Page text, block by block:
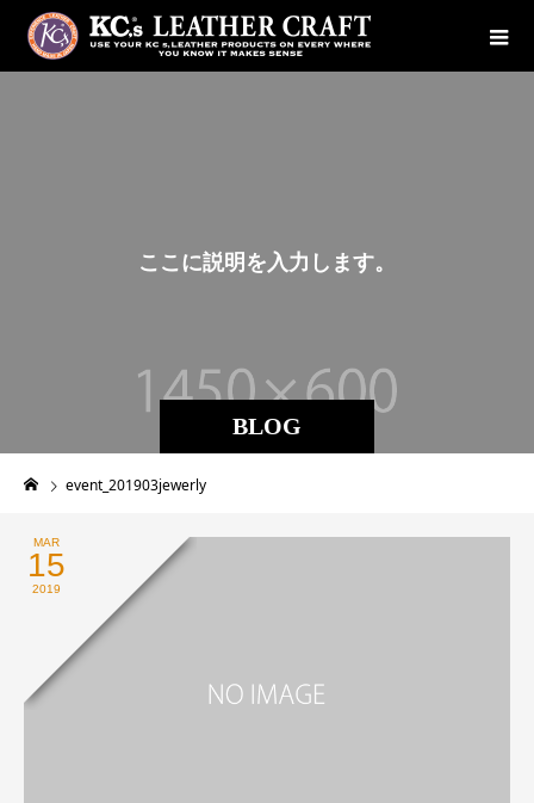
BLOG
こ こ に説明 を 入 力 し ま す。
event_201903jewerly
MAR
15
2019